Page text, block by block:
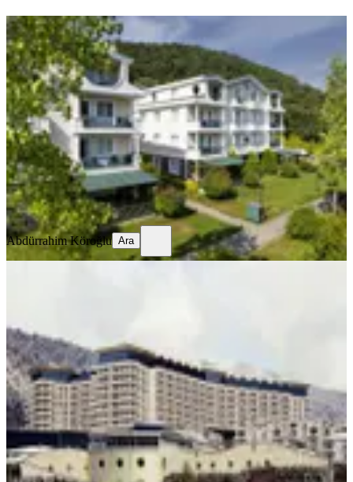
YENİ
Sarot Termal Vadi 12-26 Ağustos
Bahçe Katı 2+1 14 Günlük Tatil
Mudurnu, Karacasumandıra Mahallesi
2+1·95 m²·Bahçe katı· 05.08.2026
200.000 ₺
Abdürrahim Köroğlu
Ara
Abdürrahim Köroğlu Ara
Mudurnu, Karacasumandıra Mahallesi
1+1·92 m²·4. Kat·30.07.2026
500.000 ₺
Salih Kaya
Ara